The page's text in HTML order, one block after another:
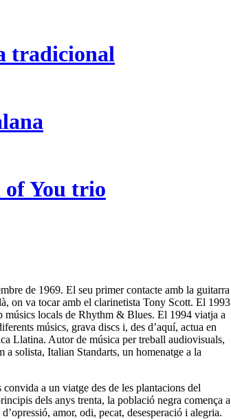
tradicional
of You trio
de 1969. El seu primer contacte amb la guitarra
on va tocar amb el clarinetista Tony Scott. El 1993
músics locals de Rhythm & Blues. El 1994 viatja a
músics, grava discs i, des d’aquí, actua en
Llatina. Autor de música per treball audiovisuals,
solista, Italian Standarts, un homenatge a la
a un viatge des de les plantacions del
dels anys trenta, la població negra comença a
amor, odi, pecat, desesperació i alegria.